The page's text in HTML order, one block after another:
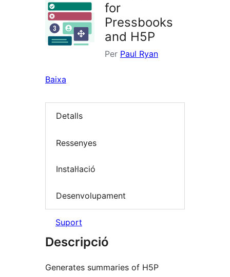
for
Pressbooks
and H5P
Per Paul Ryan
Baixa
Detalls
Ressenyes
Instal·lació
Desenvolupament
Suport
Descripció
Generates summaries of H5P